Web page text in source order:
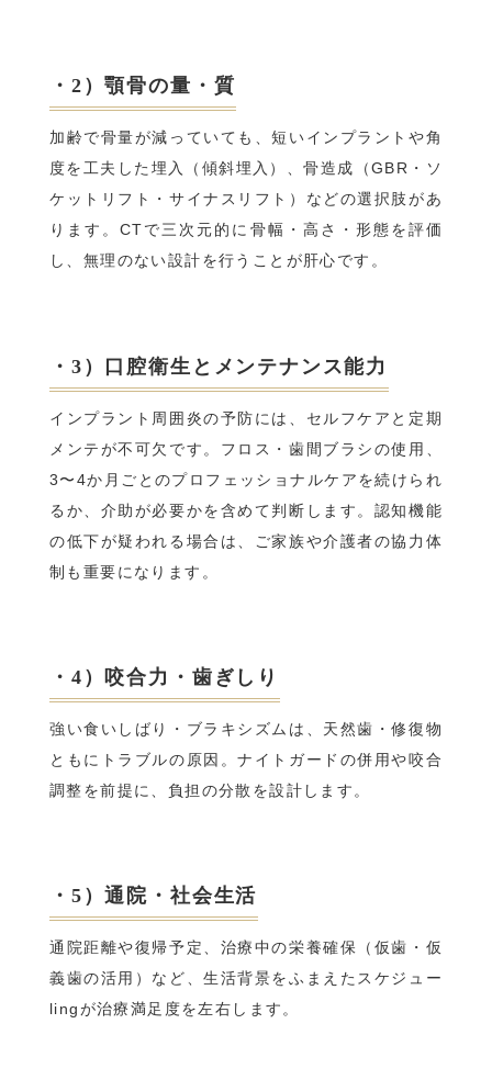
・2）顎骨の量・質
加齢で骨量が減っていても、短いインプラントや角
度を工夫した埋入（傾斜埋入）、骨造成（GBR・ソ
ケットリフト・サイナスリフト）などの選択肢があ
ります。CTで三次元的に骨幅・高さ・形態を評価
し、無理のない設計を行うことが肝心です。
・3）口腔衛生とメンテナンス能力
インプラント周囲炎の予防には、セルフケアと定期
メンテが不可欠です。フロス・歯間ブラシの使用、
3〜4か月ごとのプロフェッショナルケアを続けられ
るか、介助が必要かを含めて判断します。認知機能
の低下が疑われる場合は、ご家族や介護者の協力体
制も重要になります。
・4）咬合力・歯ぎしり
強い食いしばり・ブラキシズムは、天然歯・修復物
ともにトラブルの原因。ナイトガードの併用や咬合
調整を前提に、負担の分散を設計します。
・5）通院・社会生活
通院距離や復帰予定、治療中の栄養確保（仮歯・仮
義歯の活用）など、生活背景をふまえたスケジュー
lingが治療満足度を左右します。